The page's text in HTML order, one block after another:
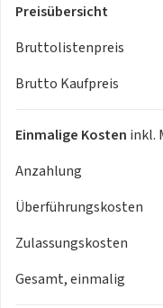
- Sitzheizung hinten
-Stauassistent
(Geschwindigkeits-
- 6 Lautsprecher
- Airbag Fahrer-/
- Ambiente-Beleuchtung
- Anti-Blockier-System
- Anzeigeinstrumente
Preisübersicht
Bruttolistenpreis
Brutto Kaufpreis
Einmalige Kosten inkl.
Anzahlung
Überführungskosten
Zulassungskosten
Gesamt, einmalig